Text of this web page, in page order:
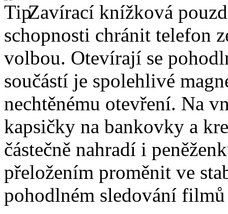
Zavírací knížková
schopnosti chránit telefon
volbou. Otevírají se
součástí je spolehlivé
nechtěnému otevření. Na
kapsičky na bankovky a
částečně nahradí i
přeložením proměnit ve
pohodlném sledování